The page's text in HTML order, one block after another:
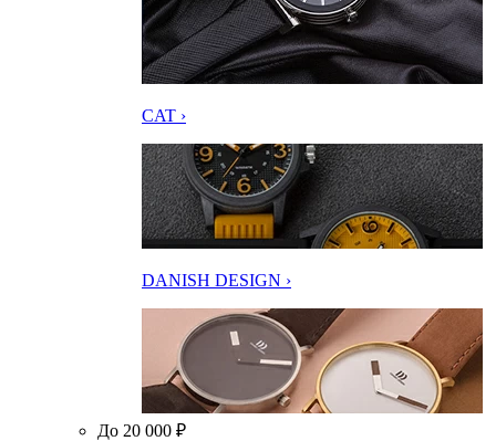
CAT ›
DANISH DESIGN ›
До 20 000 ₽